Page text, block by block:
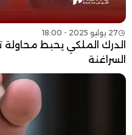
27 يوليو 2025 - 18:00
الدرك الملكي يحبط
السراغنة